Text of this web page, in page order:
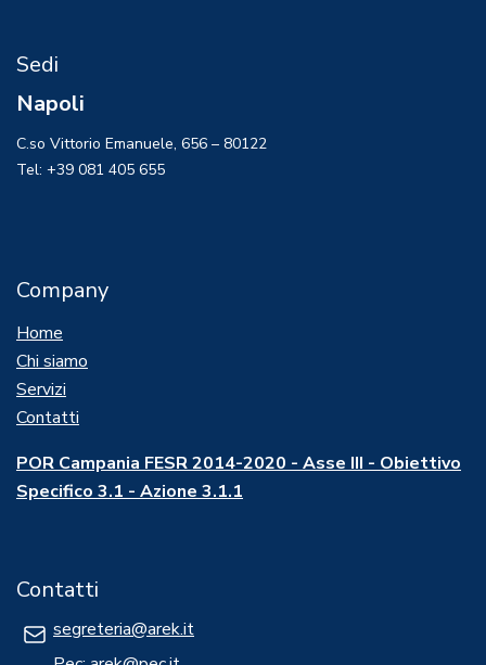
Sedi
Napoli
C.so Vittorio Emanuele, 656 – 80122
Tel: +39 081 405 655
Company
Home
Chi siamo
Servizi
Contatti
POR Campania FESR 2014-2020 - Asse III - Obiettivo
Specifico 3.1 - Azione 3.1.1
Contatti
segreteria@arek.it